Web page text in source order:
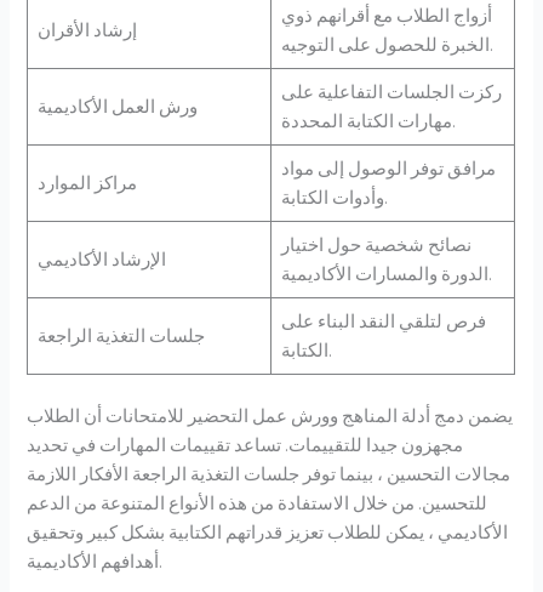
إرشاد الأقران
أزواج الطلاب مع أقرانهم ذوي
الخبرة للحصول على التوجيه.
ورش العمل الأكاديمية
ركزت الجلسات التفاعلية على
مهارات الكتابة المحددة.
مراكز الموارد
مرافق توفر الوصول إلى مواد
وأدوات الكتابة.
الإرشاد الأكاديمي
نصائح شخصية حول اختيار
الدورة والمسارات الأكاديمية.
جلسات التغذية الراجعة
فرص لتلقي النقد البناء على
الكتابة.
يضمن دمج أدلة المناهج وورش عمل التحضير للامتحانات أن الطلاب
مجهزون جيدا للتقييمات. تساعد تقييمات المهارات في تحديد
مجالات التحسين ، بينما توفر جلسات التغذية الراجعة الأفكار اللازمة
للتحسين. من خلال الاستفادة من هذه الأنواع المتنوعة من الدعم
الأكاديمي ، يمكن للطلاب تعزيز قدراتهم الكتابية بشكل كبير وتحقيق
أهدافهم الأكاديمية.